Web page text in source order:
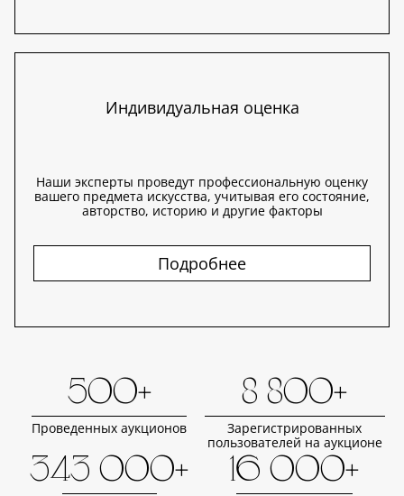
Индивидуальная оценка
Наши эксперты проведут профессиональную оценку
вашего предмета искусства, учитывая его состояние,
авторство, историю и другие факторы
Подробнее
500+
Проведенных аукционов
8 800+
Зарегистрированных
пользователей на аукционе
343 000+ 16 000+